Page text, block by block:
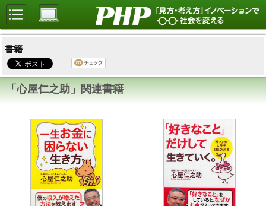
書籍
「心屋仁之助」関連書籍